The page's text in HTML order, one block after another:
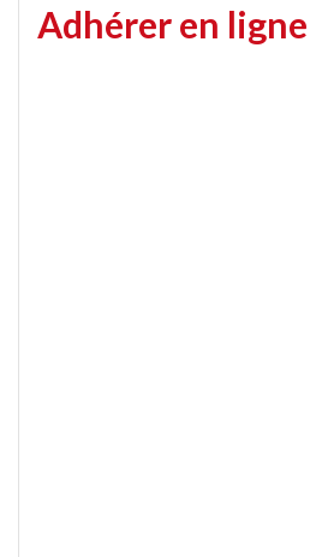
Adhérer en ligne